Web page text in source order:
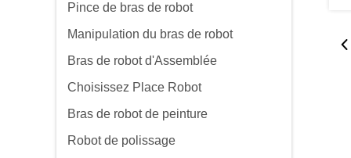
Pince de bras de robot
Manipulation du bras de robot
Bras de robot d'Assemblée
Choisissez Place Robot
Bras de robot de peinture
Robot de polissage